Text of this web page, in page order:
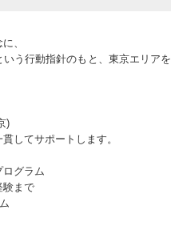
、
う行動指針のもと、東京エリアを
)
してサポートします。
ログラム
験まで